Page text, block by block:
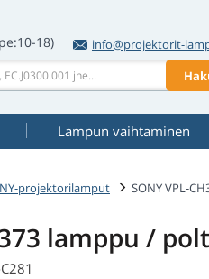
18)
info@projektorit-
Lampun vaihtaminen
projektorilamput SONY VPL-
lamppu /